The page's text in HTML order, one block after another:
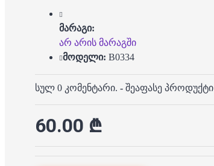
მარაგი:
არ არის მარაგში
მოდელი: B0334
სულ 0 კომენტარი. - შეაფასე პროდუქტი
60.00 ₾